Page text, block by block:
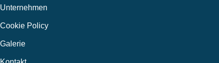
Unternehmen
Cookie Policy
Galerie